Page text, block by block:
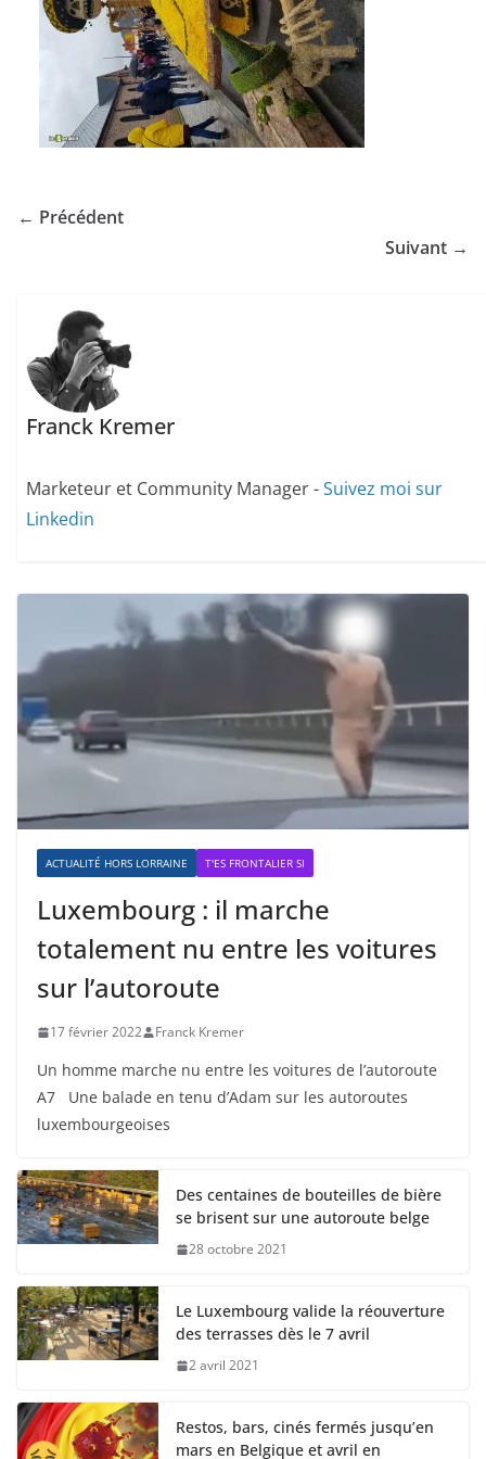
← Précédent
Suivant →
Franck Kremer
Marketeur et Community Manager -Suivez moi sur
Linkedin
ACTUALITÉ HORS LORRAINE T'ES FRONTALIER SI
Luxembourg : il marche
totalement nu entre les voitures
sur l’autoroute
17 février 2022 Franck Kremer
Un homme marche nu entre les voitures de l’autoroute
A7 Une balade en tenu d’Adam sur les autoroutes
luxembourgeoises
Des centaines de bouteilles de bière
se brisent sur une autoroute belge
28 octobre 2021
Le Luxembourg valide la réouverture
des terrasses dès le 7 avril
2 avril 2021
Restos, bars, cinés fermés jusqu’en
mars en Belgique et avril en